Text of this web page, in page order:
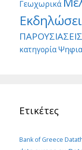
Γεωχωρικά
ΠΑΡΟΥΣΙΑΣΕΙΣ
κατηγορία
Ετικέτες
Bank of Greece